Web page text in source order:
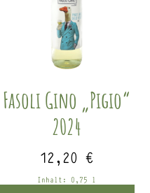
Fasoli Gino „Pigio“
2024
12,20€
Inhalt: 0,75 l